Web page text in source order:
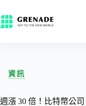
資訊
週漲 30 倍！比特幣公